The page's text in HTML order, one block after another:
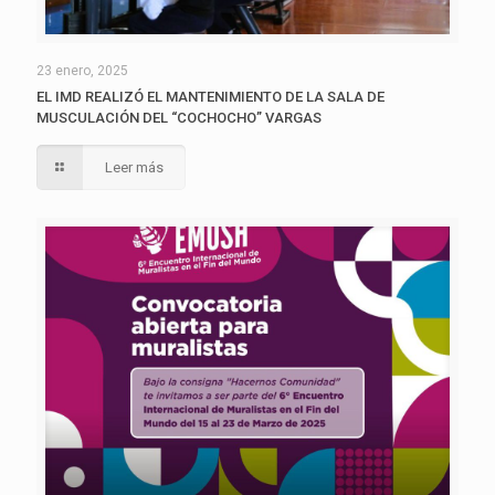
23 enero, 2025
EL IMD REALIZÓ EL MANTENIMIENTO DE LA SALA DE
MUSCULACIÓN DEL “COCHOCHO” VARGAS
Leer más